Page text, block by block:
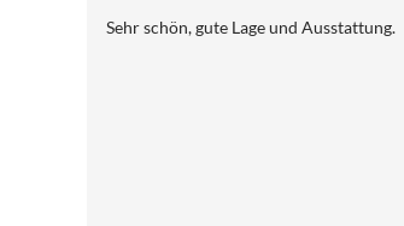
Sehr schön, gute Lage und Ausstattung.